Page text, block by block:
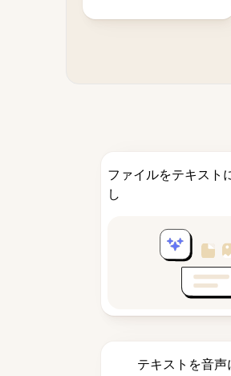
ファイルをテキスト
し
テキストを音声